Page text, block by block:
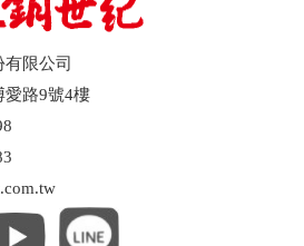
限公司
愛路9號4樓